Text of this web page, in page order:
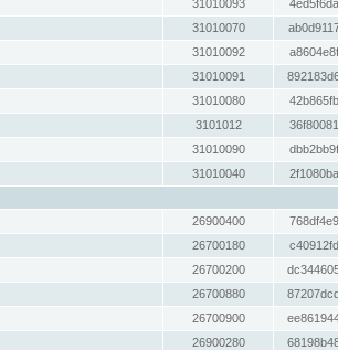
31010093
31010070
31010092
31010091
31010080
3101012
31010090
31010040
26900400
26700180
26700200
26700880
26700900
26900280